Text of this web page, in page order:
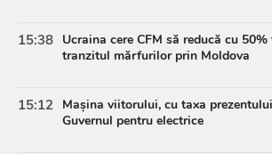
15:38 Ucraina cere CFM să reducă cu
tranzitul mărfurilor prin Moldova
15:12 Mașina viitorului, cu taxa
Guvernul pentru electrice